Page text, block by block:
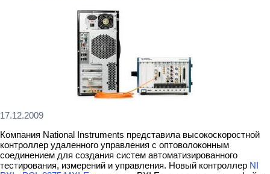
17.12.2009
Компания National Instruments представила высокоскоростной
контроллер удаленного управления с оптоволоконным
соединением для создания систем автоматизированного
тестирования, измерений и управления. Новый контроллер NI